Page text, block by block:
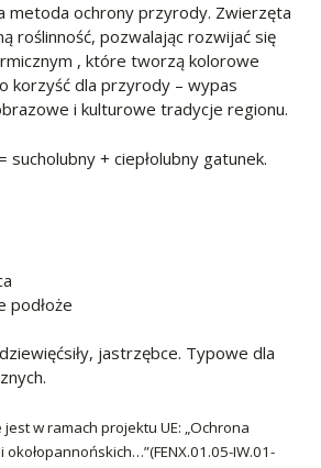
metoda ochrony przyrody. Zwierzęta
roślinność, pozwalając rozwijać się
, które tworzą kolorowe
korzyść dla przyrody – wypas
i kulturowe tradycje regionu.
sucholubny + ciepłolubny gatunek.
podłoże
jastrzębce. Typowe dla
w ramach projektu UE: „Ochrona
IW.01-